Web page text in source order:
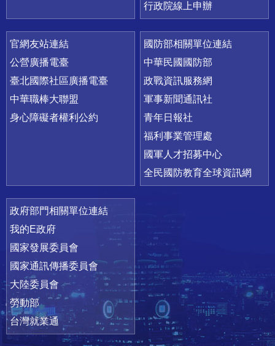
行政院線上申辦
官網友站連結
公營廣播電臺
臺北國際社區廣播電臺
中華職棒大聯盟
身心障礙者權利公約
國防部相關單位連結
中華民國國防部
政戰資訊服務網
軍事新聞通訊社
青年日報社
福利事業管理處
國軍人才招募中心
全民國防教育全球資訊網
政府部門相關單位連結
我的E政府
國家發展委員會
國家通訊傳播委員會
大陸委員會
勞動部
台灣就業通